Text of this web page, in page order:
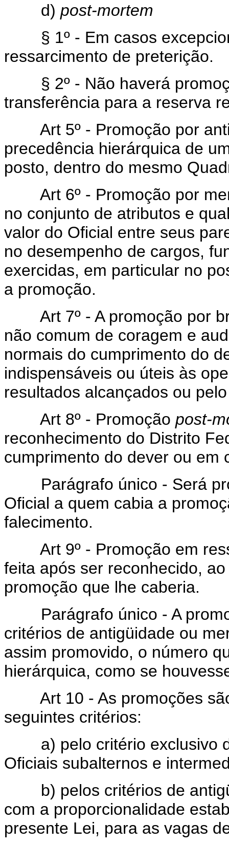
d) post-mortem
§ 1º - Em casos
ressarcimento de preterição.
§ 2º - Não haverá
transferência para a reserva
Art 5º - Promoção por
precedência hierárquica de
posto, dentro do mesmo
Art 6º - Promoção por
no conjunto de atributos e
valor do Oficial entre seus
no desempenho de cargos,
exercidas, em particular no
a promoção.
Art 7º - A promoção por
não comum de coragem e
normais do cumprimento do
indispensáveis ou úteis às
resultados alcançados ou
Art 8º - Promoção post-
reconhecimento do Distrito
cumprimento do dever ou em
Parágrafo único - Será
Oficial a quem cabia a
falecimento.
Art 9º - Promoção em
feita após ser reconhecido,
promoção que lhe caberia.
Parágrafo único - A
critérios de antigüidade ou
assim promovido, o número
hierárquica, como se
Art 10 - As promoções
seguintes critérios:
a) pelo critério exclusivo
Oficiais subalternos e
b) pelos critérios de
com a proporcionalidade
presente Lei, para as vagas